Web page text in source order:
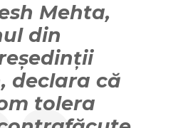
Mehta,
din
declara că
tolera